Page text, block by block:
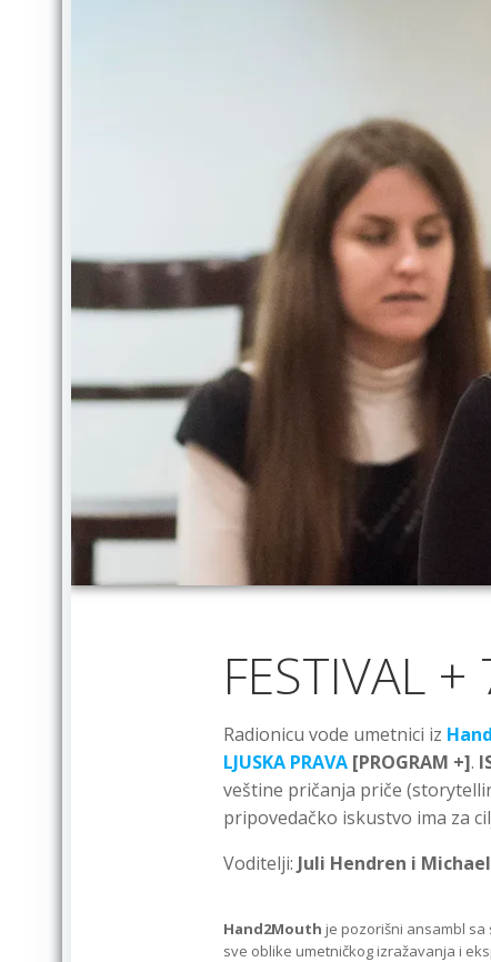
FESTIVAL
Radionicu vode umetnici iz
LJUSKA PRAVA [PROGRAM +].
veštine pričanja priče
pripovedačko iskustvo ima za
Voditelji: Juli Hendren i
Hand2Mouth je pozorišni ansambl sa
sve oblike umetničkog izražavanja i